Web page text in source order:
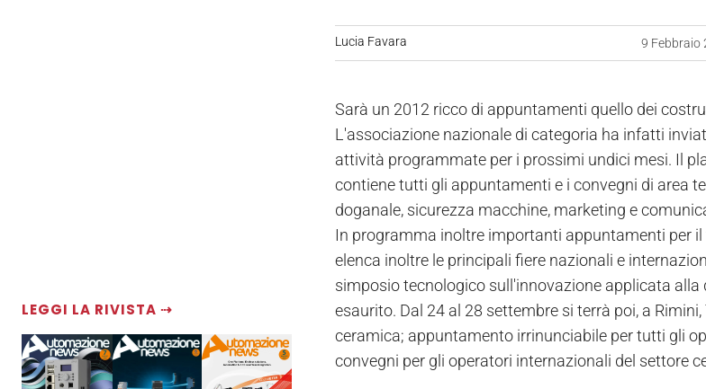
LEGGI LA RIVISTA ⇢
Lucia Favara 9 Febbraio
Sarà un 2012 ricco di appuntamenti quello dei
L'associazione nazionale di categoria ha infatti
attività programmate per i prossimi undici mesi. Il
contiene tutti gli appuntamenti e i convegni di area
doganale, sicurezza macchine, marketing e
In programma inoltre importanti appuntamenti per
elenca inoltre le principali fiere nazionali e
simposio tecnologico sull'innovazione applicata
esaurito. Dal 24 al 28 settembre si terrà poi, a
ceramica; appuntamento irrinunciabile per tutti gli
convegni per gli operatori internazionali del settore